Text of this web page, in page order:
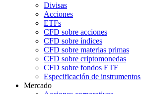
Divisas
Acciones
ETFs
CFD sobre acciones
CFD sobre índices
CFD sobre materias primas
CFD sobre criptomonedas
CFD sobre fondos ETF
Especificación de instrumentos
Mercado